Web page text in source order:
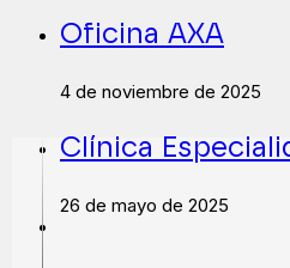
Oficina AXA
4 de noviembre de 2025
Clínica
26 de mayo de 2025